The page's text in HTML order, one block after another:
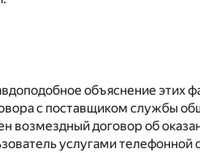
объяснение этих
с поставщиком службы
возмездный договор об
услугами телефонной